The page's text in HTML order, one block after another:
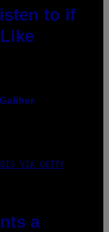
to if
VIA GETTY
a